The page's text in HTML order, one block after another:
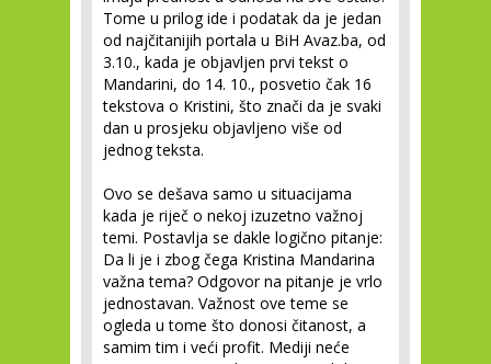
Tome u prilog ide i podatak da je jedan
od najčitanijih portala u BiH Avaz.ba, od
3.10., kada je objavljen prvi tekst o
Mandarini, do 14. 10., posvetio čak 16
tekstova o Kristini, što znači da je svaki
dan u prosjeku objavljeno više od
jednog teksta.
Ovo se dešava samo u situacijama
kada je riječ o nekoj izuzetno važnoj
temi. Postavlja se dakle logično pitanje:
Da li je i zbog čega Kristina Mandarina
važna tema? Odgovor na pitanje je vrlo
jednostavan. Važnost ove teme se
ogleda u tome što donosi čitanost, a
samim tim i veći profit. Mediji neće